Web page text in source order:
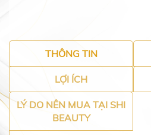
THÔNG TIN
LỢI ÍCH
LÝ DO NÊN MUA TẠI SHI
BEAUTY